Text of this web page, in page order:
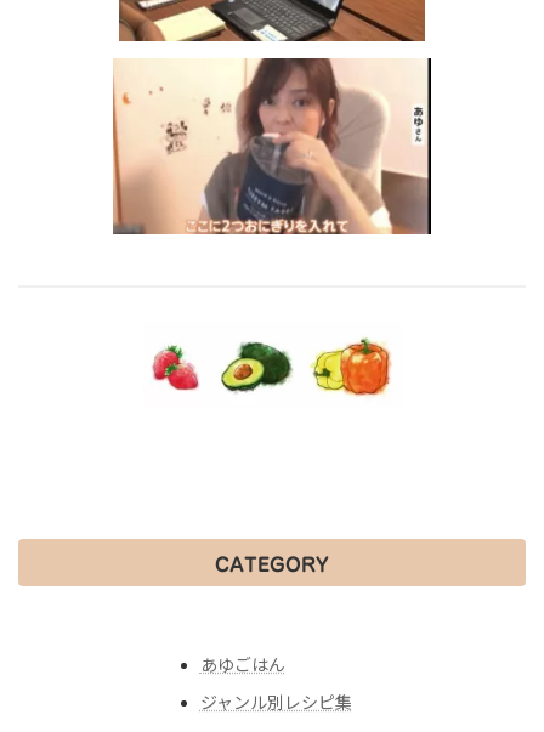
CATEGORY
あゆごはん
ジャンル別レシピ集